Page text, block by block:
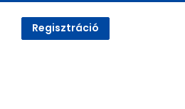
Regisztráció